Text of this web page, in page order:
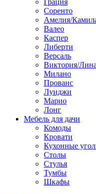
Грация
Соренто
Амелия/
Валео
Каспер
Либерти
Версаль
Виктория/Лина
Милано
Прованс
Луиджи
Марио
Лонг
Мебель для дачи
Комоды
Кровати
Кухонные
Столы
Стулья
Тумбы
Шкафы